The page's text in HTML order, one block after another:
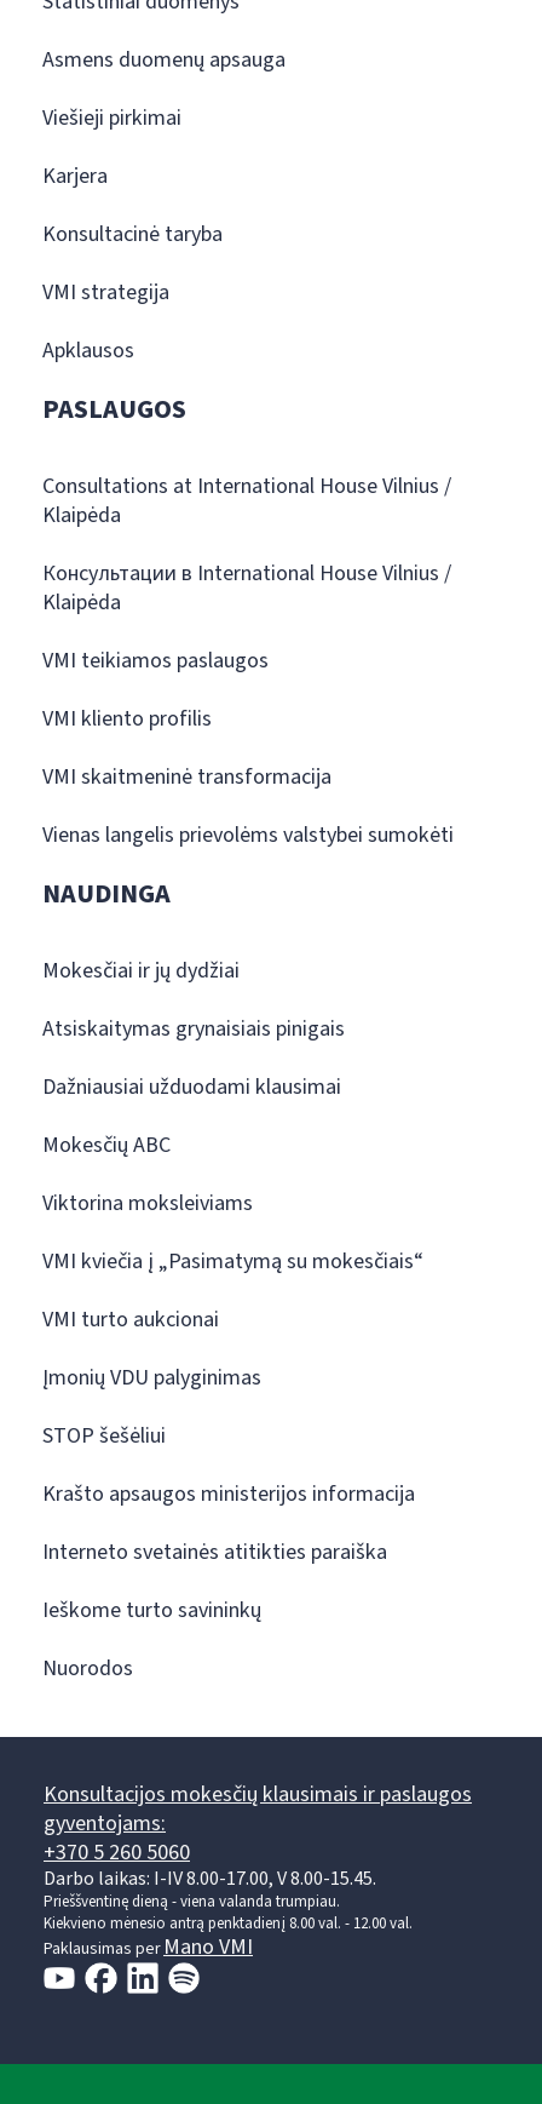
Asmens duomenų apsauga
Viešieji pirkimai
Karjera
Konsultacinė taryba
VMI strategija
Apklausos
PASLAUGOS
Consultations at International House Vilnius /
Klaipėda
Консультации в International House Vilnius /
Klaipėda
VMI teikiamos paslaugos
VMI kliento profilis
VMI skaitmeninė transformacija
Vienas langelis prievolėms valstybei sumokėti
NAUDINGA
Mokesčiai ir jų dydžiai
Atsiskaitymas grynaisiais pinigais
Dažniausiai užduodami klausimai
Mokesčių ABC
Viktorina moksleiviams
VMI kviečia į „Pasimatymą su mokesčiais“
VMI turto aukcionai
Įmonių VDU palyginimas
STOP šešėliui
Krašto apsaugos ministerijos informacija
Interneto svetainės atitikties paraiška
Ieškome turto savininkų
Nuorodos
Konsultacijos mokesčių klausimais ir paslaugos
gyventojams:
+370 5 260 5060
Darbo laikas: I-IV 8.00-17.00, V 8.00-15.45.
Prieššventinę dieną - viena valanda trumpiau.
Kiekvieno mėnesio antrą penktadienį 8.00 val. - 12.00 val.
Paklausimas perMano VMI